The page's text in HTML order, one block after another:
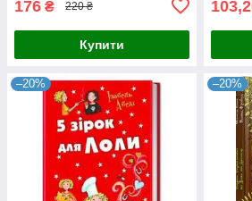
176 ₴ 220 ₴
Купити
–20% –20%